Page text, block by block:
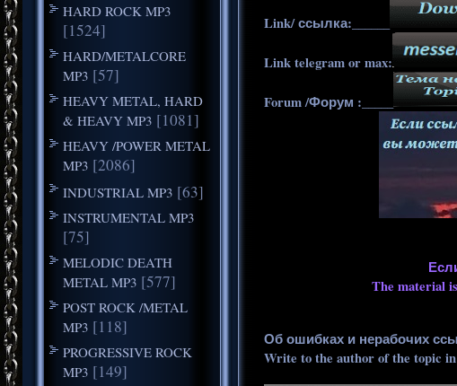
HARD ROCK MP3
[1524]
HARD/METALCORE
MP3 [57]
HEAVY METAL, HARD
& HEAVY MP3 [1081]
HEAVY /POWER METAL
MP3 [2086]
INDUSTRIAL MP3 [63]
INSTRUMENTAL MP3
[75]
MELODIC DEATH
METAL MP3 [577]
POST ROCK /METAL
MP3 [118]
PROGRESSIVE ROCK
MP3 [149]
Link/ ссылка:______
Link telegram or max:
Forum /Форум :_____
The material
Об ошибках и нерабочих
Write to the author of the topic